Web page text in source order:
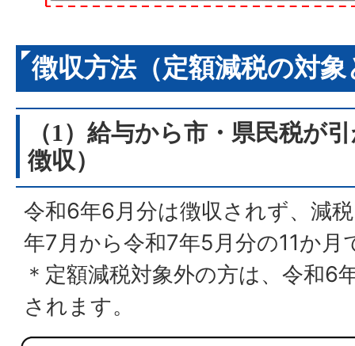
徴収方法（定額減税の対
（1）給与から市・県民税が
徴収）
令和6年6月分は徴収されず、減
年7月から令和7年5月分の11か月
＊定額減税対象外の方は、令和6
されます。